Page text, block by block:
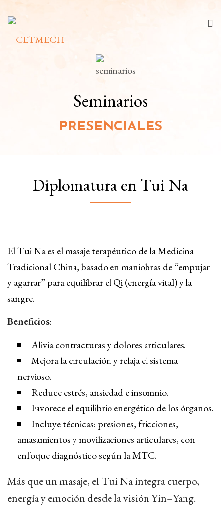
Convenios
Campus Virtual
Seminarios
PRESENCIALES
Diplomatura en Tui Na
El Tui Na es el masaje terapéutico de la Medicina
Tradicional China, basado en maniobras de “empujar
y agarrar” para equilibrar el Qi (energía vital) y la
sangre.
Beneficios:
Alivia contracturas y dolores articulares.
Mejora la circulación y relaja el sistema
nervioso.
Reduce estrés, ansiedad e insomnio.
Favorece el equilibrio energético de los órganos.
Incluye técnicas: presiones, fricciones,
amasamientos y movilizaciones articulares, con
enfoque diagnóstico según la MTC.
Más que un masaje, el Tui Na integra cuerpo,
energía y emoción desde la visión Yin–Yang.